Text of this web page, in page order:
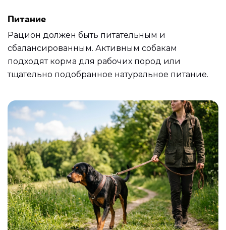
Питание
Рацион должен быть питательным и
сбалансированным. Активным собакам
подходят корма для рабочих пород или
тщательно подобранное натуральное питание.